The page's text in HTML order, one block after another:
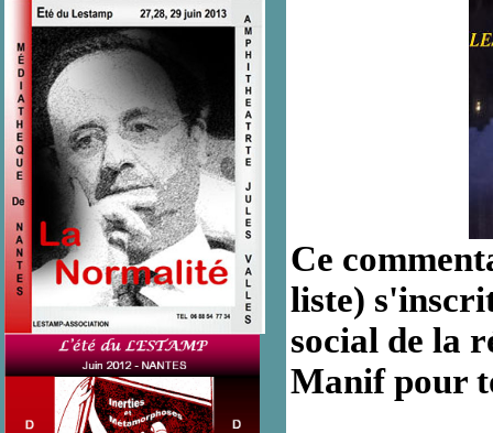
Ce
liste)
social de la
Manif pour